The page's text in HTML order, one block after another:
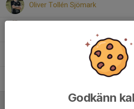
Oliver Tollén Sjömark
Godkänn